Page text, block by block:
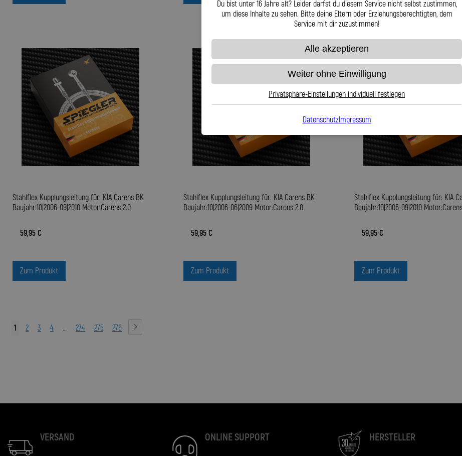
Stahlflex Kupplungsleitung für: KIA Carens BK
Baujahr:10|2006-09|2010 Motor:Carens 2.0
59,95 €
Zum Produkt
Stahlflex Kupplungsleitung für: KIA Carens BK
Baujahr:10|2006-06|2009 Motor:Carens 2.0
59,95 €
Zum Produkt
Stahlflex Kupplungsleitung für: KIA
Baujahr:10|2006-09|2010
59,95 €
Zum Produkt
1 2 3 4 … 274 275 276
VERSAND ONLINE SUPPORT HERSTELLER
Du bist unter 16 Jahre alt? Leider darfst du diesem Service nicht selbst zustimmen,
um diese Inhalte zu sehen. Bitte deine Eltern oder Erziehungsberechtigten, dem
Service mit dir zuzustimmen!
Alle akzeptieren
Weiter ohne Einwilligung
Privatsphäre-Einstellungen individuell festlegen
DatenschutzImpressum